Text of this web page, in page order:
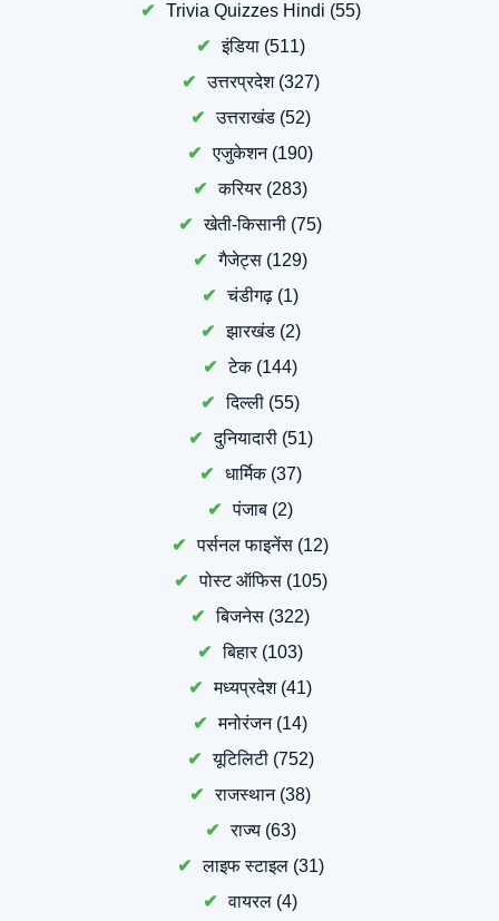
Trivia Quizzes Hindi (55)
इंडिया(511)
उत्तरप्रदेश(327)
उत्तराखंड(52)
एजुकेशन(190)
करियर(283)
खेती-किसानी (75)
गैजेट्स (129)
चंडीगढ़ (1)
झारखंड(2)
टेक(144)
दिल्ली (55)
दुनियादारी(51)
धार्मिक(37)
पंजाब (2)
पर्सनल फाइनेंस (12)
पोस्ट ऑफिस(105)
बिजनेस (322)
बिहार(103)
मध्यप्रदेश(41)
मनोरंजन(14)
यूटिलिटी(752)
राजस्थान(38)
राज्य(63)
लाइफ स्टाइल(31)
वायरल (4)